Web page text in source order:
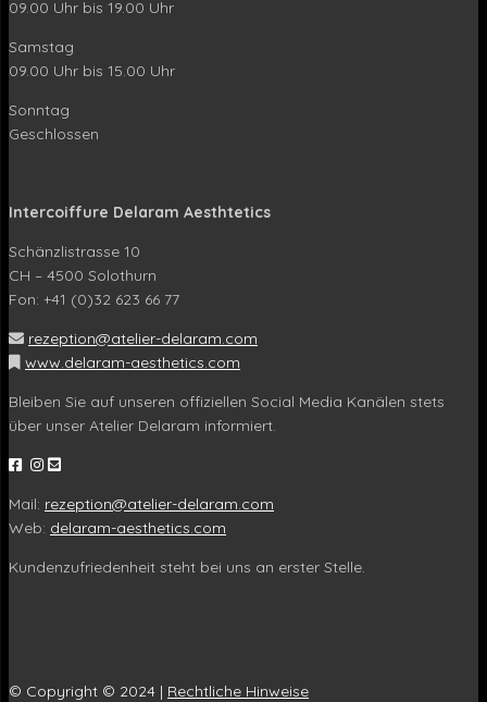
09.00 Uhr bis 19.00 Uhr
Samstag
09.00 Uhr bis 15.00 Uhr
Sonntag
Geschlossen
Intercoiffure Delaram Aesthtetics
Schänzlistrasse 10
CH – 4500 Solothurn
Fon: +41 (0)32 623 66 77
rezeption@atelier-delaram.com
www.delaram-aesthetics.com
Bleiben Sie auf unseren offiziellen Social Media Kanälen stets
über unser Atelier Delaram informiert.
Mail: rezeption@atelier-delaram.com
Web: delaram-aesthetics.com
Kundenzufriedenheit steht bei uns an erster Stelle.
© Copyright © 2024 | Rechtliche Hinweise